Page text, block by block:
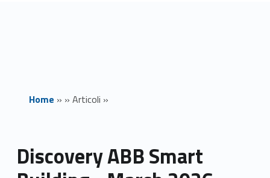
Home » » Articoli »
Discovery ABB Smart